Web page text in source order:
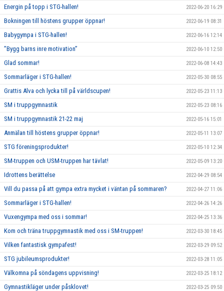
Energin på topp i STG-hallen! 2022-06-20 16:29
Bokningen till höstens grupper öppnar! 2022-06-19 08:31
Babygympa i STG-hallen! 2022-06-16 12:14
”Bygg barns inre motivation” 2022-06-10 12:50
Glad sommar! 2022-06-08 14:43
Sommarläger i STG-hallen! 2022-05-30 08:55
Grattis Alva och lycka till på världscupen! 2022-05-23 11:13
SM i truppgymnastik 2022-05-23 08:16
SM i truppgymnastik 21-22 maj 2022-05-16 15:01
Anmälan till höstens grupper öppnar! 2022-05-11 13:07
STG föreningsprodukter! 2022-05-10 12:34
SM-truppen och USM-truppen har tävlat! 2022-05-09 13:20
Idrottens berättelse 2022-04-29 08:54
Vill du passa på att gympa extra mycket i väntan på sommaren? 2022-04-27 11:06
Sommarläger i STG-hallen! 2022-04-26 14:26
Vuxengympa med oss i sommar! 2022-04-25 13:36
Kom och träna truppgymnastik med oss i SM-truppen! 2022-03-30 18:45
Vilken fantastisk gympafest! 2022-03-29 09:52
STG jubileumsprodukter! 2022-03-28 11:05
Välkomna på söndagens uppvisning! 2022-03-25 18:12
Gymnastikläger under påsklovet! 2022-03-25 09:50